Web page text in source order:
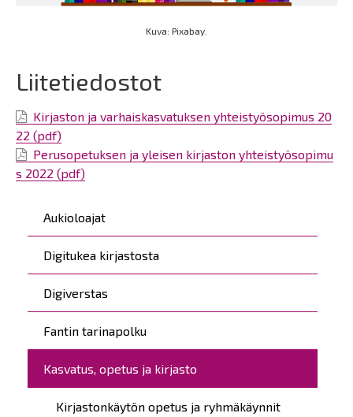
Päävalikko
Aukioloajat
Digitukea kirjastosta
Digiverstas
Fantin tarinapolku
Kasvatus, opetus ja kirjasto
Kirjastonkäytön opetus ja ryhmäkäynnit
Kuva: Pixabay.
Liitetiedostot
Kirjaston ja varhaiskasvatuksen yhteistyösopimus 20
22 (pdf)
Perusopetuksen ja yleisen kirjaston yhteistyösopimu
s 2022 (pdf)